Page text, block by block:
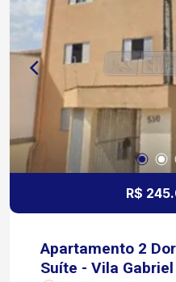
R$
Apartamento 2
Suíte - Vila